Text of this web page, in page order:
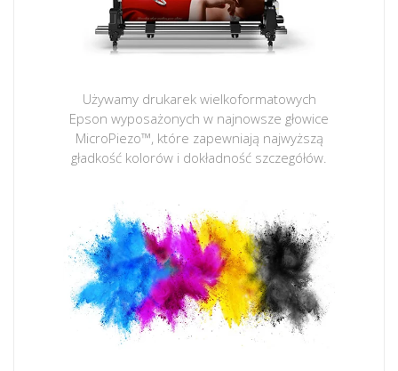
Używamy drukarek wielkoformatowych
Epson wyposażonych w najnowsze głowice
MicroPiezo™, które zapewniają najwyższą
gładkość kolorów i dokładność szczegółów.